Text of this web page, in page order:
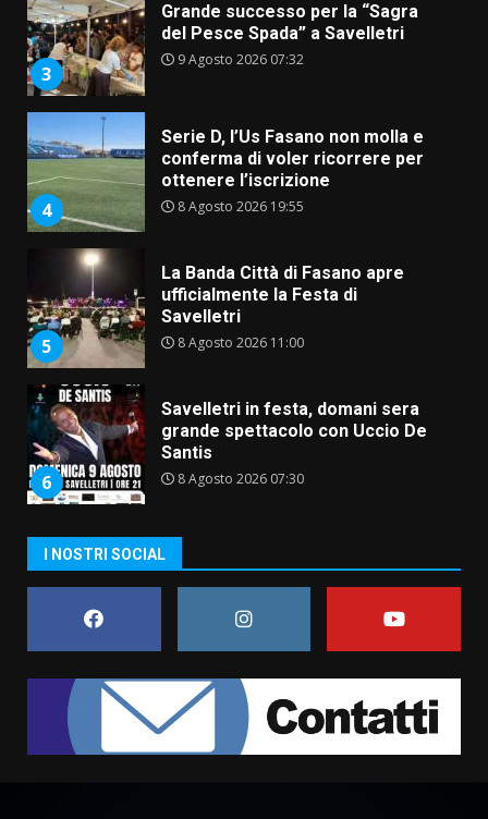
3
Grande successo per la “Sagra
del Pesce Spada” a Savelletri
9 Agosto 2026 07:32
4
Serie D, l’Us Fasano non molla e
conferma di voler ricorrere per
ottenere l’iscrizione
8 Agosto 2026 19:55
5
La Banda Città di Fasano apre
ufficialmente la Festa di
Savelletri
8 Agosto 2026 11:00
6
Savelletri in festa, domani sera
grande spettacolo con Uccio De
Santis
8 Agosto 2026 07:30
Politiche Giovanili e Mobilità
Sostenibile: premiati gli studenti
universitari del bando “La strada
8 Agosto 2026 07:15
1
porto per Uccio De Santis: la
voce di Antonella Losavio
incanta la piazza
I NOSTRI SOCIAL